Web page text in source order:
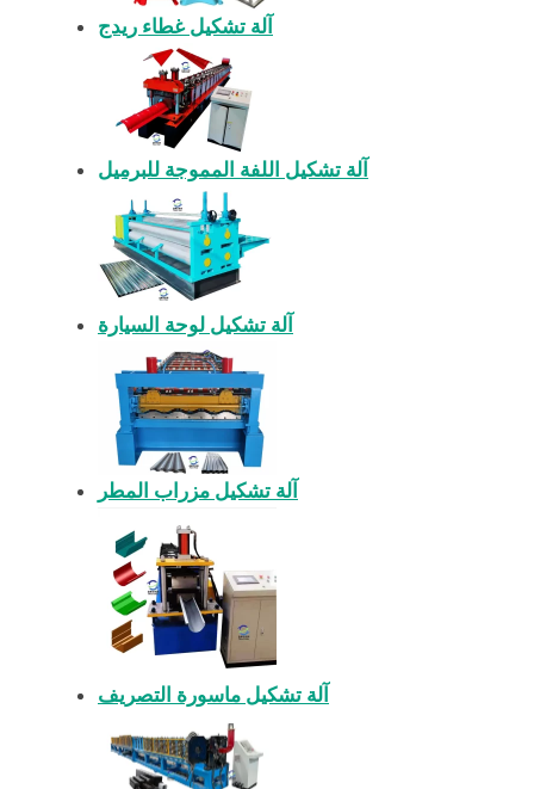
آلة تشكيل غطاء ريدج
آلة تشكيل اللفة المموجة للبرميل
آلة تشكيل لوحة السيارة
آلة تشكيل مزراب المطر
آلة تشكيل ماسورة التصريف